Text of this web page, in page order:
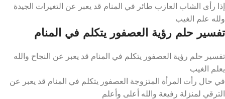
إذا رأى الشاب العازب طائر في المنام قد يعبر عن التغيرات الجيدة
ولله علم الغيب
تفسير حلم رؤية العصفور يتكلم في المنام
تفسير حلم رؤية العصفور يتكلم في المنام قد يعبر عن النجاح والله
يعلم الغيب
في حال رأت المرأة المتزوجة العصفور يتكلم في المنام قد يعبر عن
الترقي لمنزلة رفيعة والله أعلى وأعلم